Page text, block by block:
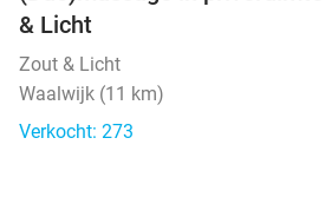
& Licht
Zout & Licht
Waalwijk (11 km)
Verkocht: 273